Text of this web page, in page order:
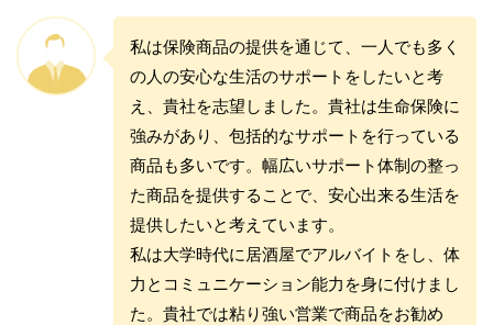
私は保険商品の提供を通じて、一人でも多く
の人の安心な生活のサポートをしたいと考
え、貴社を志望しました。貴社は生命保険に
強みがあり、包括的なサポートを行っている
商品も多いです。幅広いサポート体制の整っ
た商品を提供することで、安心出来る生活を
提供したいと考えています。
私は大学時代に居酒屋でアルバイトをし、体
力とコミュニケーション能力を身に付けまし
た。貴社では粘り強い営業で商品をお勧め